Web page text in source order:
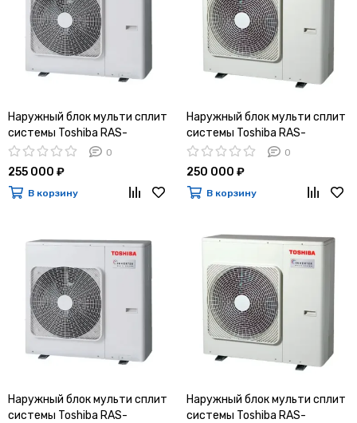
Наружный блок мульти сплит
системы Toshiba RAS-
3M26G3AVG-E
0
255 000 ₽
В корзину
Наружный блок мульти сплит
системы Toshiba RAS-
3M26U2AVG-E
0
250 000 ₽
В корзину
Наружный блок мульти сплит
системы Toshiba RAS-
Наружный блок мульти сплит
системы Toshiba RAS-